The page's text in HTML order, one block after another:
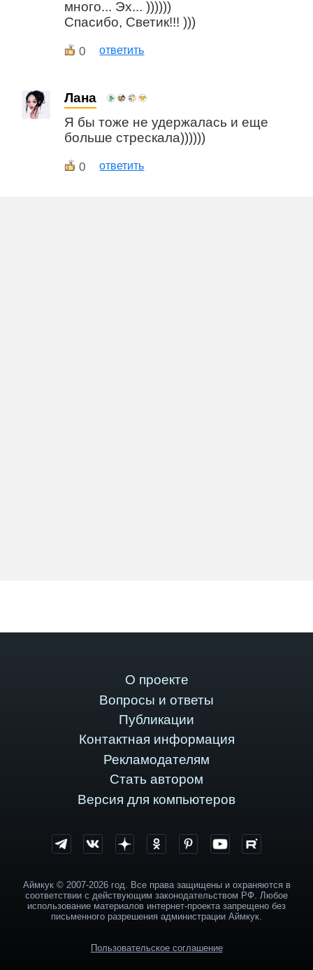
много... Эх... ))))))
Спасибо, Светик!!! )))
0 ответить
Лана
Я бы тоже не удержалась и еще
больше стрескала))))))
0 ответить
О проекте
Вопросы и ответы
Публикации
Контактная информация
Рекламодателям
Стать автором
Версия для компьютеров
Аймкук © 2007-2026 год. Все права защищены и охраняются в
соответствии с действующим законодательством РФ. Любое
использование материалов интернет-проекта запрещено без
письменного разрешения администрации Аймкук.
Пользовательское соглашение